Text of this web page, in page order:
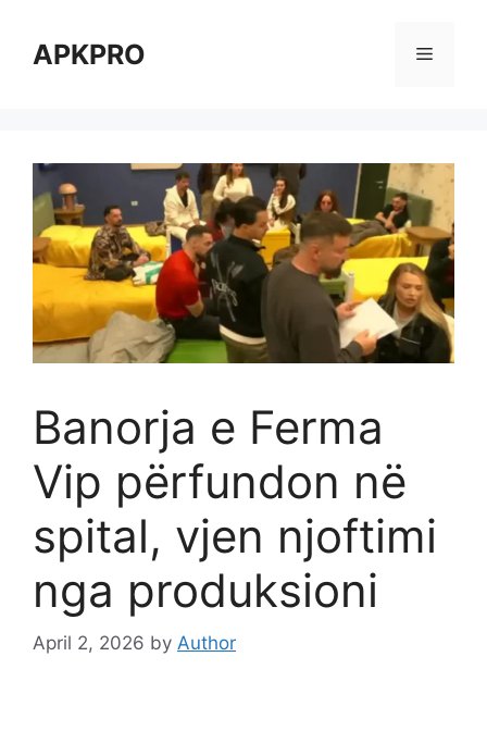
contentAPKPRO Menu
Banorja e Ferma
Vip përfundon në
spital, vjen njoftimi
nga produksioni
April 2, 2026 by Author